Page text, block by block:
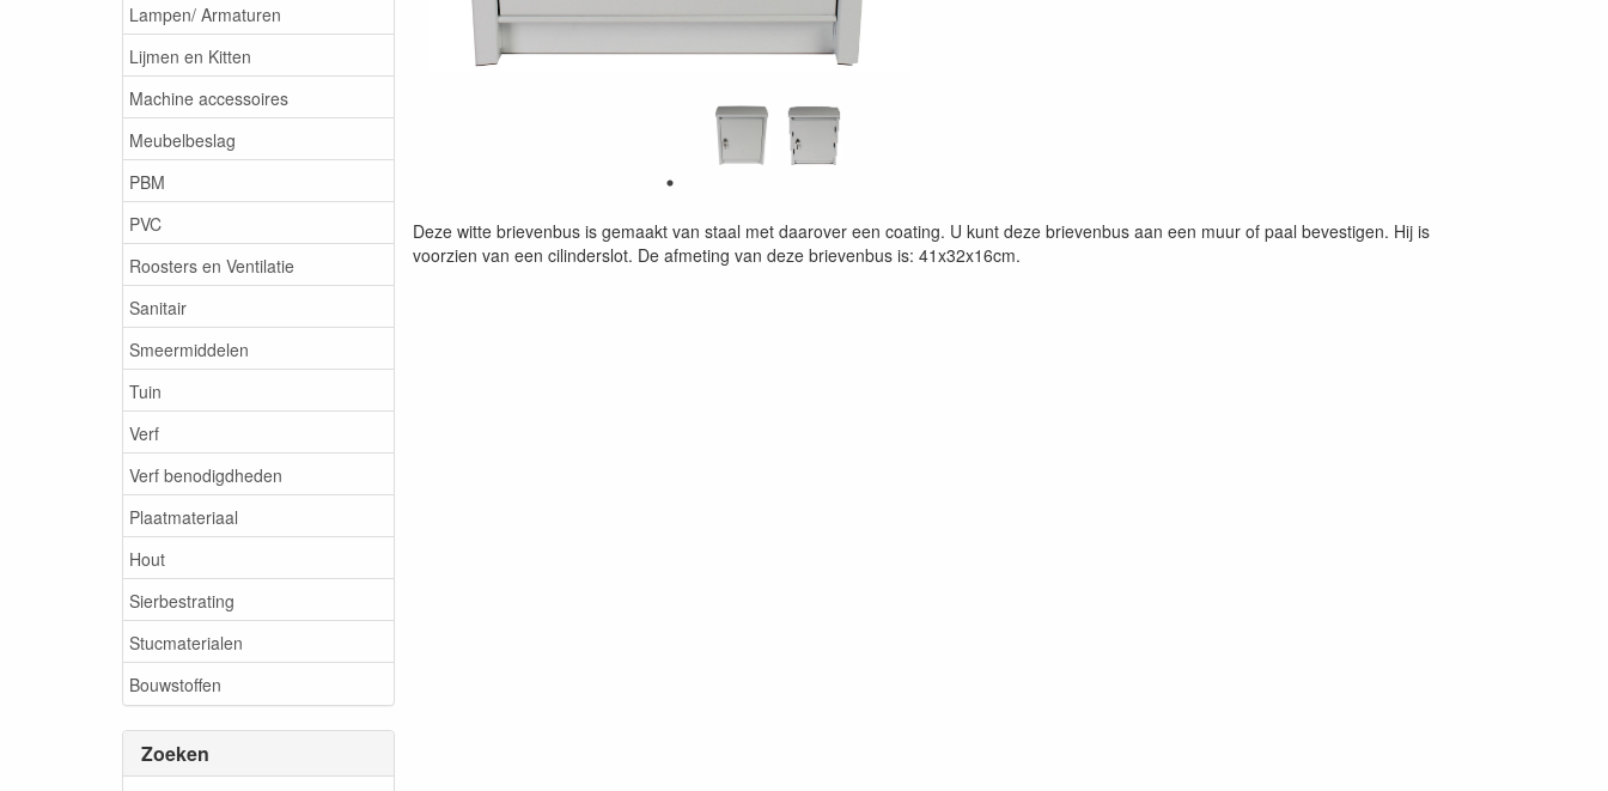
Lampen/ Armaturen
Lijmen en Kitten
Machine accessoires
Meubelbeslag
PBM
PVC
Roosters en Ventilatie
Sanitair
Smeermiddelen
Tuin
Verf
Verf benodigdheden
Plaatmateriaal
Hout
Sierbestrating
Stucmaterialen
Bouwstoffen
Zoeken
Deze witte brievenbus is gemaakt van staal met daarover een coating. U kunt deze brievenbus aan een muur of paal bevestigen. Hij is
voorzien van een cilinderslot. De afmeting van deze brievenbus is: 41x32x16cm.